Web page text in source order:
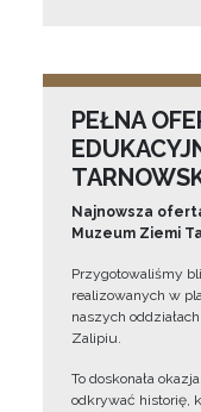
PEŁNA
Najnowsza
Muzeum Ziemi
Przygotowaliśmy
realizowanych w
naszych
Zalipiu.
To doskonała
odkrywać historię,